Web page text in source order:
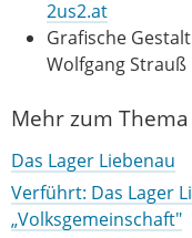
2us2.at
Grafische
Wolfgang Strauß
Mehr zum Thema
Das Lager Liebenau
Verführt: Das Lager
„Volksgemeinschaft"